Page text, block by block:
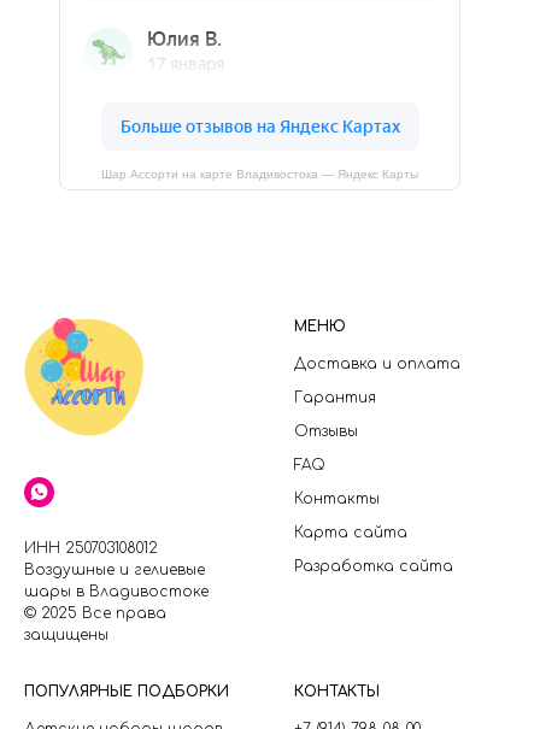
Шар Ассорти на карте Владивостока — Яндекс Карты
ИНН 250703108012
Воздушные и гелиевые
шары в Владивостоке
© 2025 Все права
защищены
МЕНЮ
Доставка и оплата
Гарантия
Отзывы
FAQ
Контакты
Карта сайта
Разработка сайта
ПОПУЛЯРНЫЕ ПОДБОРКИ КОНТАКТЫ